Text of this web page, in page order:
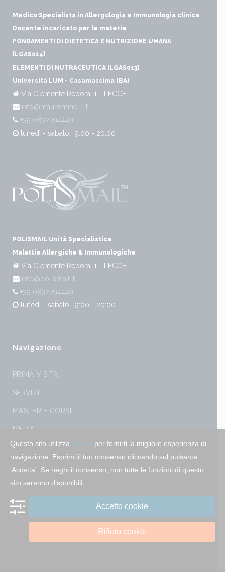
Medico Specialista in Allergologia e Immunologia clinica
Docente incaricato per le materie
FONDAMENTI DI DIETETICA E NUTRIZIONE UMANA
[LGAS014]
ELEMENTI DI NUTRACEUTICA [LGAS013]
Università LUM - Casamassima (BA)
Via Clemente Rebora, 1 - LECCE
info@maurominelli.it
+39 0832794449
lunedì - sabato | 9:00 - 20:00
POLISMAIL Unità Specialistica
Malattie Allergiche & Immunologiche
Via Clemente Rebora, 1 - LECCE
info@polismail.it
+39 0832794449
lunedì - sabato | 9:00 - 20:00
Navigazione
PRIMA VISITA
SERVIZI
MASTER E CORSI
MEDIA
EVENTI
CONTATTI
Questo sito utilizza cookie per fornirti la migliore esperienza di
navigazione. Esprimi il tuo consenso cliccando sul pulsante
'Accetta'. Se neghi il consenso, non tutte le funzioni di questo
sito saranno disponibili
Accetto cookie
Rifiuto cookie